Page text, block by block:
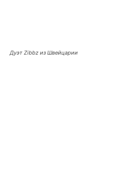
Дуэт Zibbz из Швейцарии